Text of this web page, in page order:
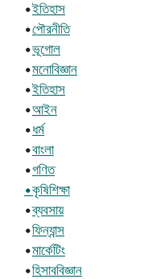
•ইতিহাস
•পৌরনীতি
•ভূগোল
•মনোবিজ্ঞান
•ইতিহাস
•আইন
•ধর্ম
•বাংলা
•গণিত
•কৃষিশিক্ষা
•ব্যবসায়
•ফিন্যান্স
•মার্কেটিং
•হিসাববিজ্ঞান